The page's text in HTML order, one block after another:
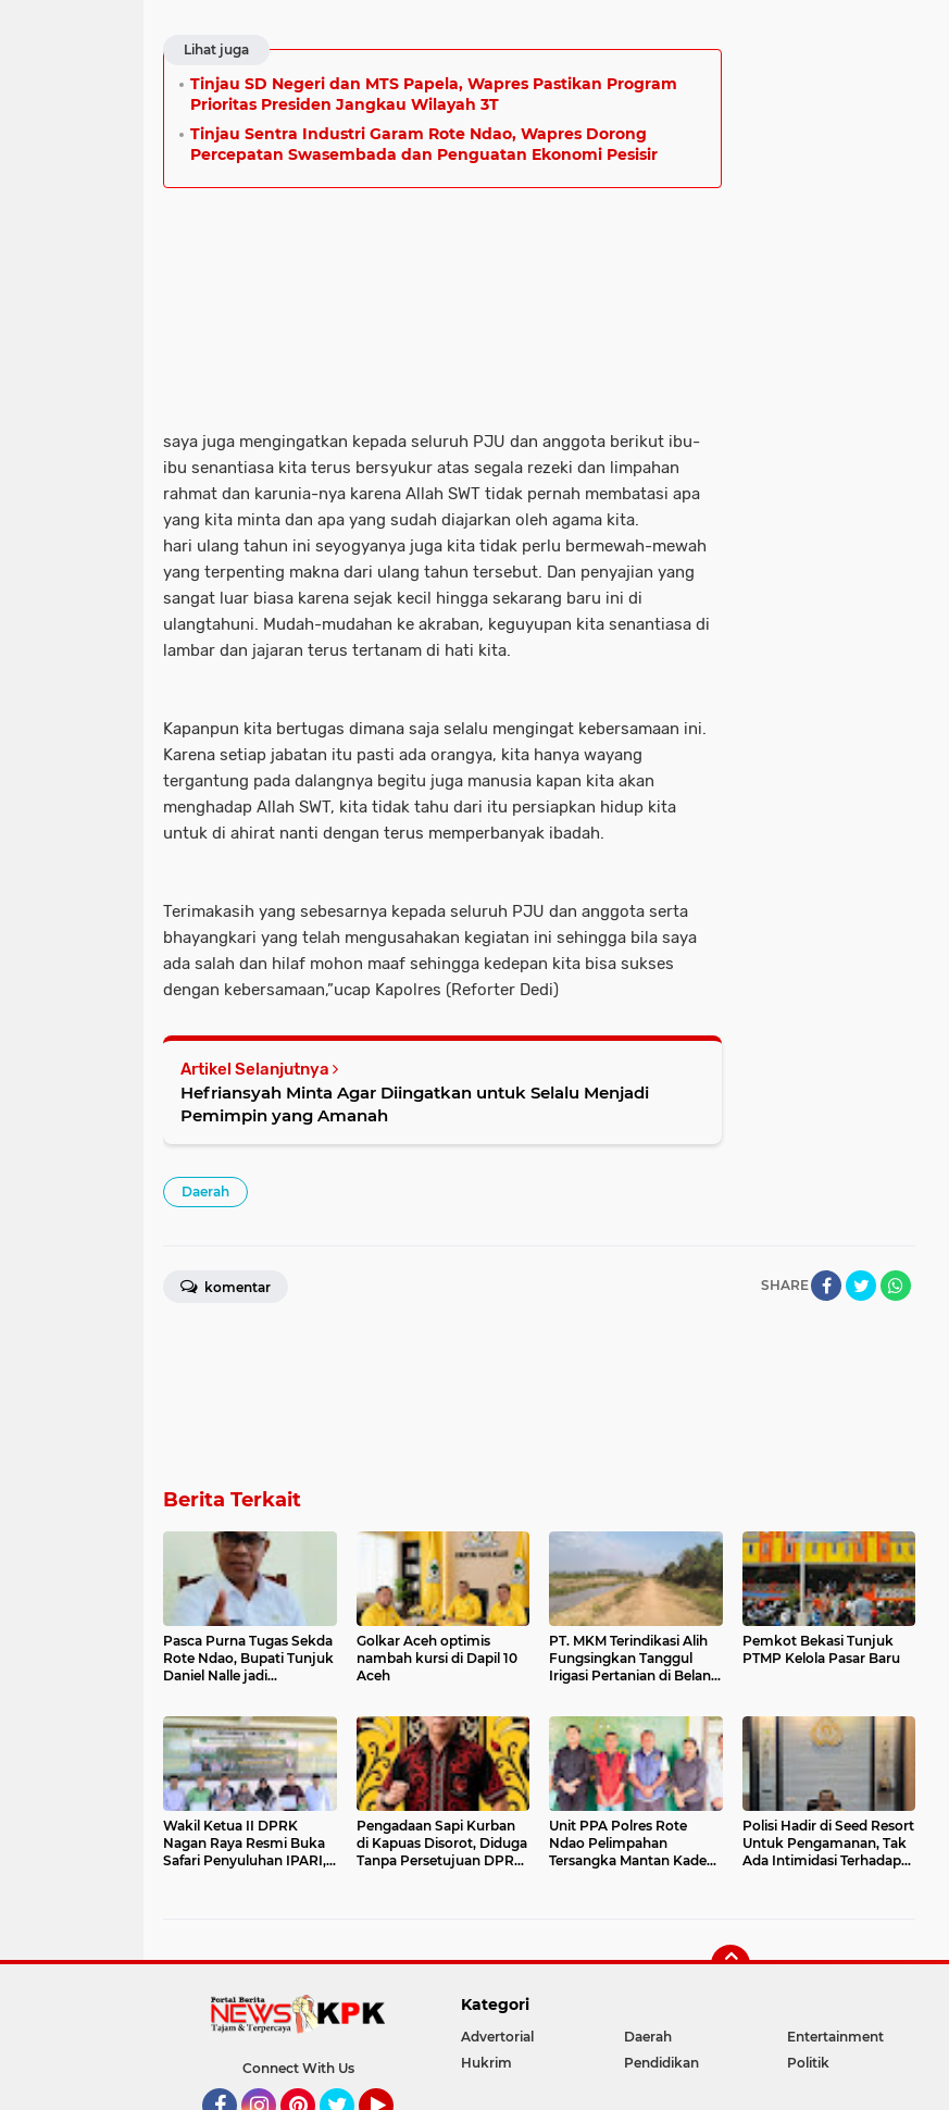
Lihat juga
Tinjau SD Negeri dan MTS Papela, Wapres Pastikan Program
Prioritas Presiden Jangkau Wilayah 3T
Tinjau Sentra Industri Garam Rote Ndao, Wapres Dorong
Percepatan Swasembada dan Penguatan Ekonomi Pesisir
saya juga mengingatkan kepada seluruh PJU dan anggota berikut ibu-
ibu senantiasa kita terus bersyukur atas segala rezeki dan limpahan
rahmat dan karunia-nya karena Allah SWT tidak pernah membatasi apa
yang kita minta dan apa yang sudah diajarkan oleh agama kita.
hari ulang tahun ini seyogyanya juga kita tidak perlu bermewah-mewah
yang terpenting makna dari ulang tahun tersebut. Dan penyajian yang
sangat luar biasa karena sejak kecil hingga sekarang baru ini di
ulangtahuni. Mudah-mudahan ke akraban, keguyupan kita senantiasa di
lambar dan jajaran terus tertanam di hati kita.
Kapanpun kita bertugas dimana saja selalu mengingat kebersamaan ini.
Karena setiap jabatan itu pasti ada orangya, kita hanya wayang
tergantung pada dalangnya begitu juga manusia kapan kita akan
menghadap Allah SWT, kita tidak tahu dari itu persiapkan hidup kita
untuk di ahirat nanti dengan terus memperbanyak ibadah.
Terimakasih yang sebesarnya kepada seluruh PJU dan anggota serta
bhayangkari yang telah mengusahakan kegiatan ini sehingga bila saya
ada salah dan hilaf mohon maaf sehingga kedepan kita bisa sukses
dengan kebersamaan,”ucap Kapolres (Reforter Dedi)
Artikel Selanjutnya
Hefriansyah Minta Agar Diingatkan untuk Selalu Menjadi
Pemimpin yang Amanah
Daerah
SHARE
komentar
Berita Terkait
Pasca Purna Tugas Sekda
Rote Ndao, Bupati Tunjuk
Daniel Nalle jadi
Golkar Aceh optimis
nambah kursi di Dapil 10
Aceh
PT. MKM Terindikasi Alih
Fungsingkan Tanggul
Irigasi Pertanian di Belanti
Pemkot Bekasi Tunjuk
PTMP Kelola Pasar Baru
Wakil Ketua II DPRK
Nagan Raya Resmi Buka
Safari Penyuluhan IPARI,
Pengadaan Sapi Kurban
di Kapuas Disorot, Diduga
Tanpa Persetujuan DPRD,
Unit PPA Polres Rote
Ndao Pelimpahan
Tersangka Mantan Kades
Polisi Hadir di Seed Resort
Untuk Pengamanan, Tak
Ada Intimidasi Terhadap
Connect With Us
Kategori
Advertorial Daerah Entertainment
Hukrim
Pendidikan Politik